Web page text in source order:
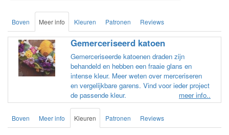
Boven Meer info Kleuren Patronen Reviews
Gemerceriseerd katoen
Gemerceriseerde katoenen draden zijn
behandeld en hebben een fraaie glans en
intense kleur. Meer weten over merceriseren
en vergelijkbare garens. Vind voor ieder project
de passende kleur.
meer info..
Boven Meer info Kleuren Patronen Reviews